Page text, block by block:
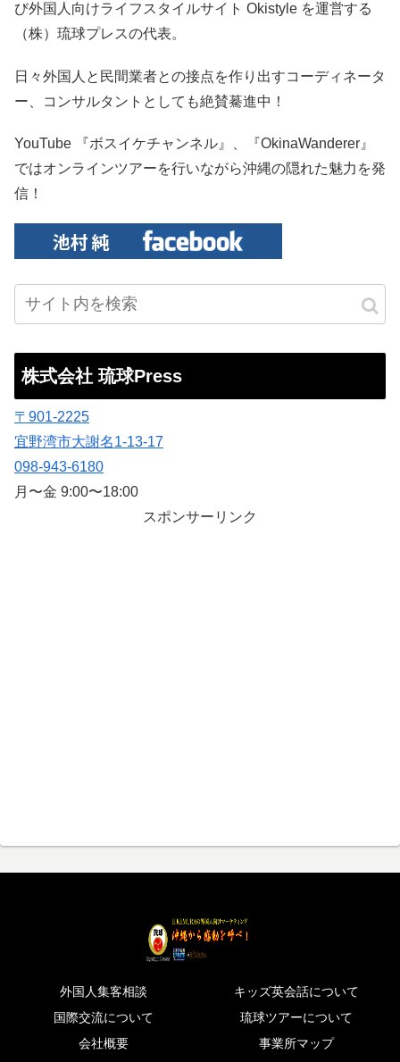
び外国人向けライフスタイルサイト Okistyle を運営する
（株）琉球プレスの代表。
日々外国人と民間業者との接点を作り出すコーディネータ
ー、コンサルタントとしても絶賛驀進中！
YouTube 『ボスイケチャンネル』、『OkinaWanderer』
ではオンラインツアーを行いながら沖縄の隠れた魅力を発
信！
株式会社 琉球Press
〒901-2225
宜野湾市大謝名1-13-17
098-943-6180
月〜金 9:00〜18:00
スポンサーリンク
外国人集客相談
キッズ英会話について
国際交流について
琉球ツアーについて
会社概要
事業所マップ